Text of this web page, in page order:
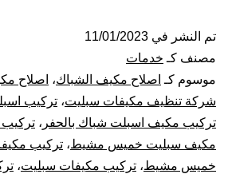
تنظيف
مكيفات
بخميس
مشيط
تم النشر في 11/01/2023
مصنف كـ خدمات
موسوم كـ اصلاح مكيف الشباك، اصلاح
شركة تنظيف مكيفات سبليت، تركيب
تركيب مكيف اسبلت شباك بالحفر ،
مكيف سبليت خميس مشيط، تركيب
خميس مشيط، تركيب مكيفات سبليت،